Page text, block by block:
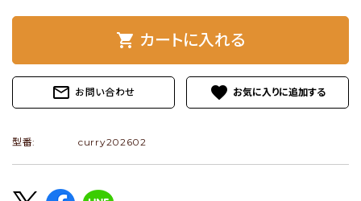
- ご利用ガイド
- まとめ買いでお得
- 配送方法・送料について
- 返品について
shopping_cart カートに入れる
mail_outline お問い合わせ favorite
型番: curry202602